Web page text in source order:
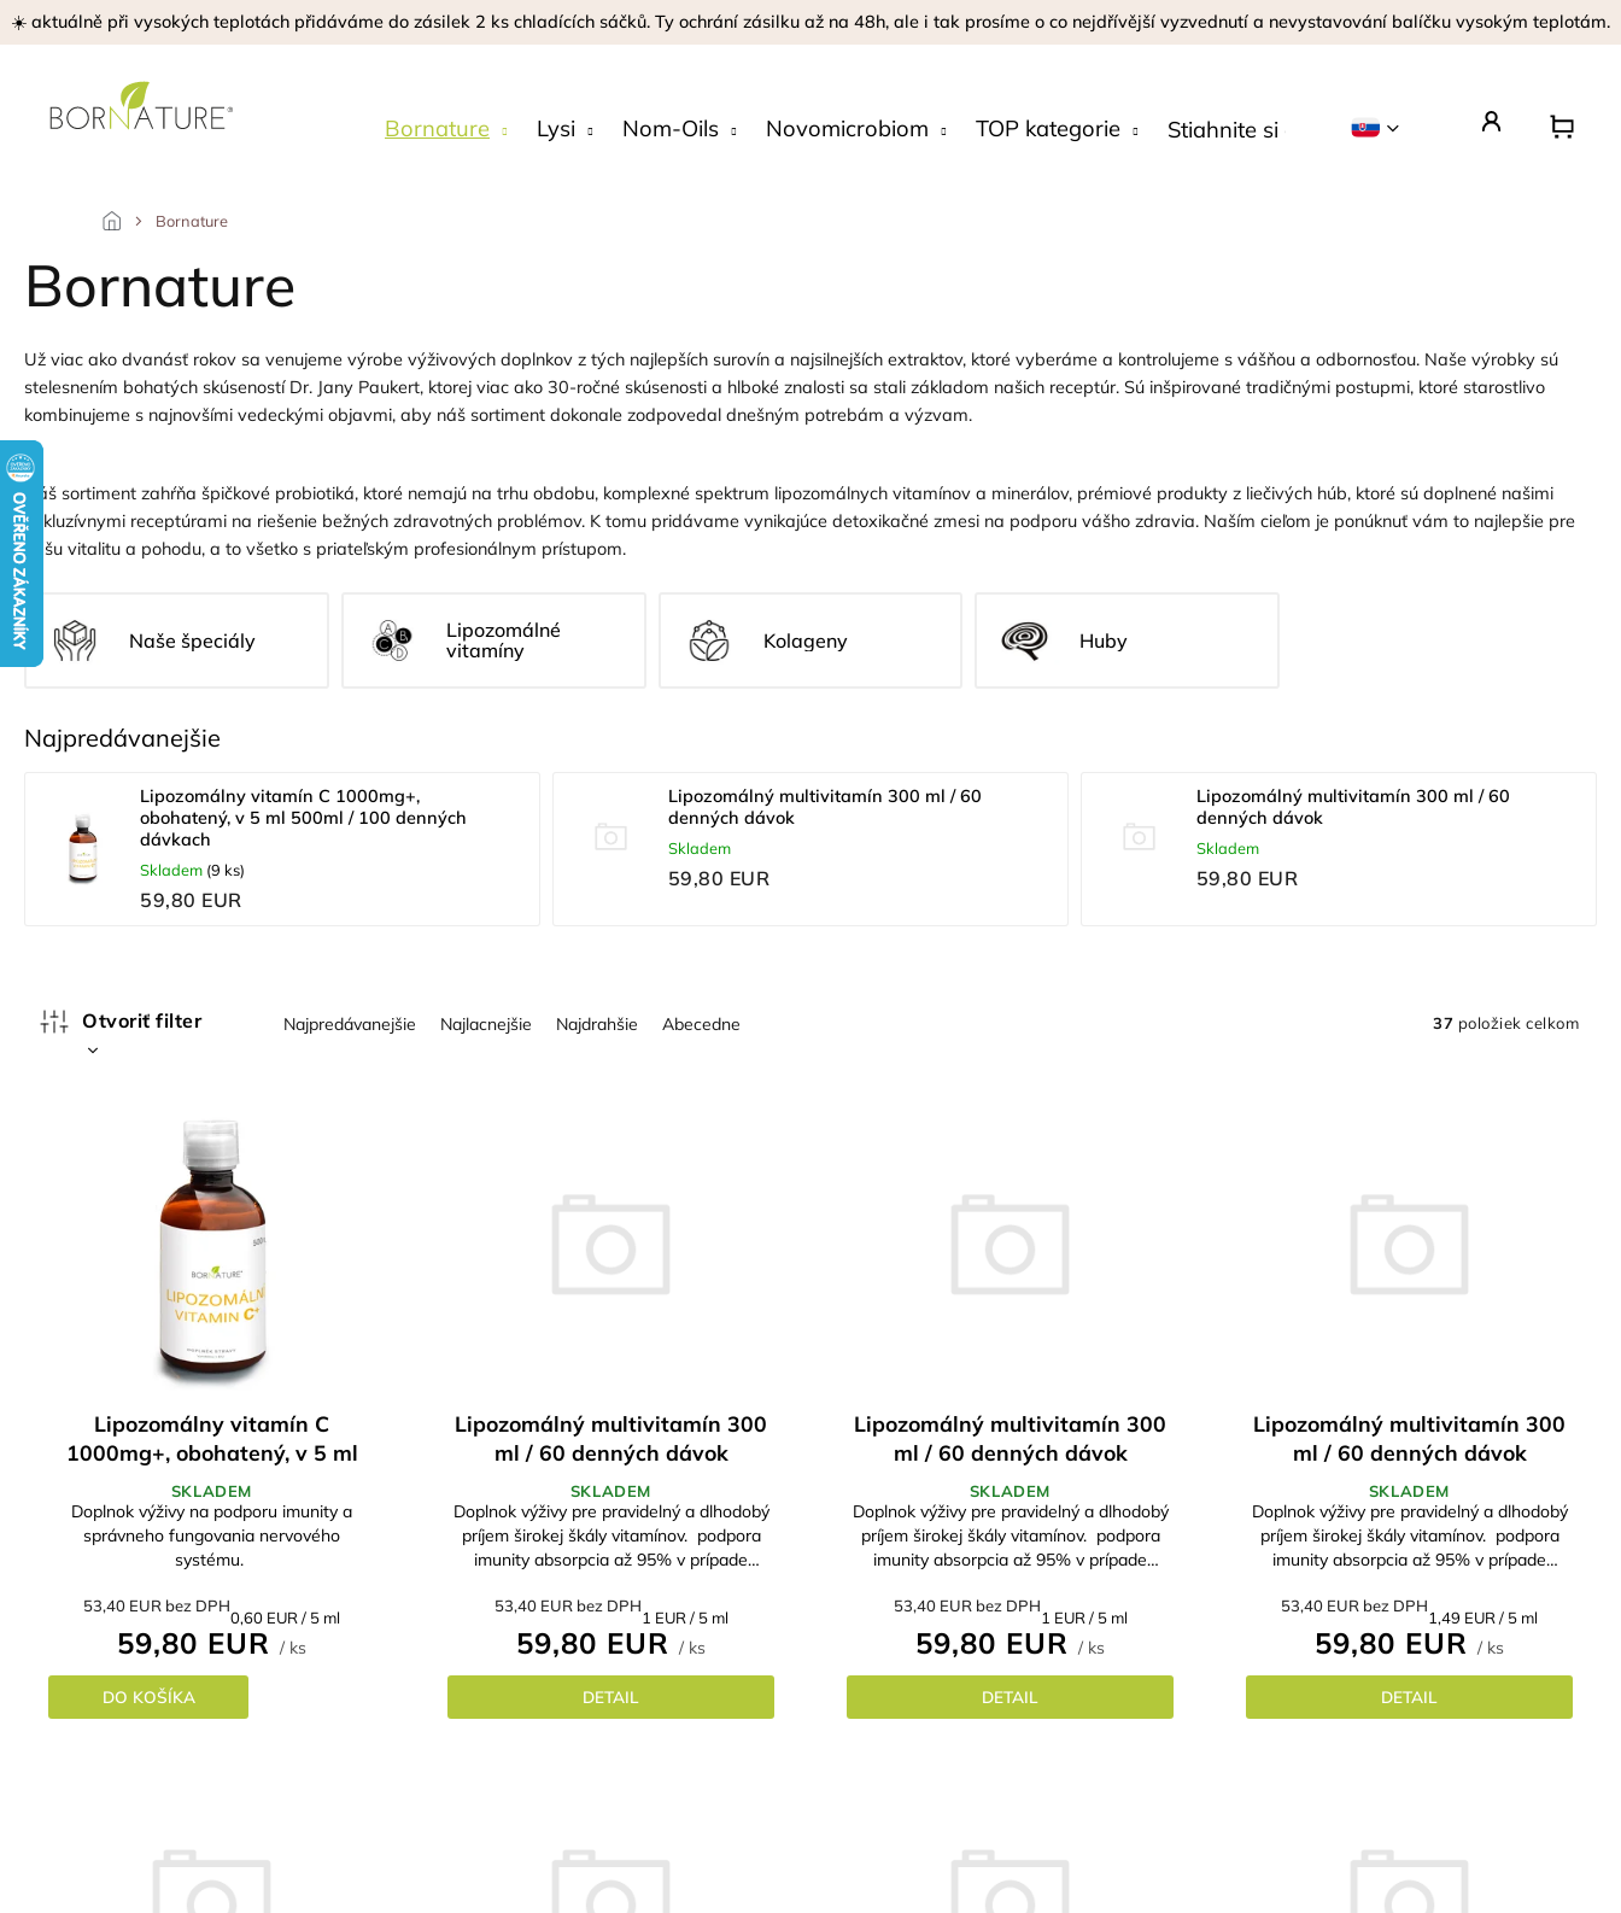
Prejsť
na
☀️ aktuálně při vysokých teplotách přidáváme do zásilek 2 ks chladících sáčků. Ty ochrání zásilku až na 48h, ale i tak prosíme o co nejdřívější vyzvednutí a nevystavování balíčku vysokým teplotám.
Bornature Lysi Nom-Oils Novomicrobiom TOP kategorie Stiahnite si aplikáciu Opýtajte sa
Bornature
Bornature
Už viac ako dvanásť rokov sa venujeme výrobe výživových doplnkov z tých najlepších surovín a najsilnejších extraktov, ktoré vyberáme a kontrolujeme s vášňou a odbornosťou. Naše výrobky sú
stelesnením bohatých skúseností Dr. Jany Paukert, ktorej viac ako 30-ročné skúsenosti a hlboké znalosti sa stali základom našich receptúr. Sú inšpirované tradičnými postupmi, ktoré starostlivo
kombinujeme s najnovšími vedeckými objavmi, aby náš sortiment dokonale zodpovedal dnešným potrebám a výzvam.
Náš sortiment zahŕňa špičkové probiotiká, ktoré nemajú na trhu obdobu, komplexné spektrum lipozomálnych vitamínov a minerálov, prémiové produkty z liečivých húb, ktoré sú doplnené našimi
exkluzívnymi receptúrami na riešenie bežných zdravotných problémov. K tomu pridávame vynikajúce detoxikačné zmesi na podporu vášho zdravia. Naším cieľom je ponúknuť vám to najlepšie pre
vašu vitalitu a pohodu, a to všetko s priateľským profesionálnym prístupom.
Naše špeciály
Lipozomálné
vitamíny
Kolageny Huby
Najpredávanejšie
Lipozomálny vitamín C 1000mg+,
obohatený, v 5 ml 500ml / 100 denných
dávkach
Skladem (9 ks)
59,80 EUR
Lipozomálný multivitamín 300 ml / 60
denných dávok
Skladem
59,80 EUR
Lipozomálný multivitamín 300 ml / 60
denných dávok
Skladem
59,80 EUR
R
aNajpredávanejšie Najlacnejšie Najdrahšie Abecedne 37 položiek celkom
Otvoriť filter
Lipozomálny vitamín C
1000mg+, obohatený, v 5 ml
500ml / 100 denných dávkach
SKLADEM
53,40 EUR bez DPH
59,80 EUR / ks
Jednotková
cena:
0,60 EUR / 5 ml
DO KOŠÍKA
Doplnok výživy na podporu imunity a
správneho fungovania nervového
systému.
Lipozomálný multivitamín 300
ml / 60 denných dávok
SKLADEM
53,40 EUR bez DPH
59,80 EUR / ks
Jednotková
cena:
1 EUR / 5 ml
DETAIL
Doplnok výživy pre pravidelný a dlhodobý
príjem širokej škály vitamínov. podpora
imunity absorpcia až 95% v prípade
Lipozomálný multivitamín 300
ml / 60 denných dávok
SKLADEM
53,40 EUR bez DPH
59,80 EUR / ks
Jednotková
cena:
1 EUR / 5 ml
DETAIL
Doplnok výživy pre pravidelný a dlhodobý
príjem širokej škály vitamínov. podpora
imunity absorpcia až 95% v prípade
Lipozomálný multivitamín 300
ml / 60 denných dávok
SKLADEM
53,40 EUR bez DPH
59,80 EUR / ks
Jednotková
cena:
1,49 EUR / 5 ml
DETAIL
Doplnok výživy pre pravidelný a dlhodobý
príjem širokej škály vitamínov. podpora
imunity absorpcia až 95% v prípade